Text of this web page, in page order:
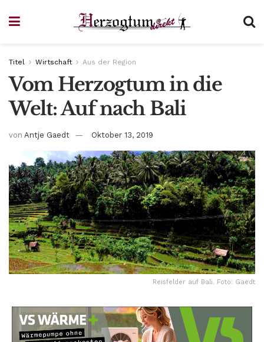
Titel Wirtschaft Aus der Region
Vom Herzogtum in die
Welt: Auf nach Bali
von Antje Gaedt Oktober 13, 2019
Reisfelder auf Bali. Foto: Gaedt